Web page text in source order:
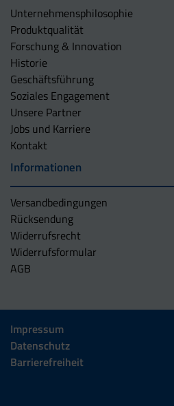
Unternehmens­philosophie
Produktqualität
Forschung & Innovation
Historie
Geschäftsführung
Soziales Engagement
Unsere Partner
Jobs und Karriere
Kontakt
Informationen
Versandbedingungen
Rücksendung
Widerrufsrecht
Widerrufsformular
AGB
Impressum
Datenschutz
Barrierefreiheit